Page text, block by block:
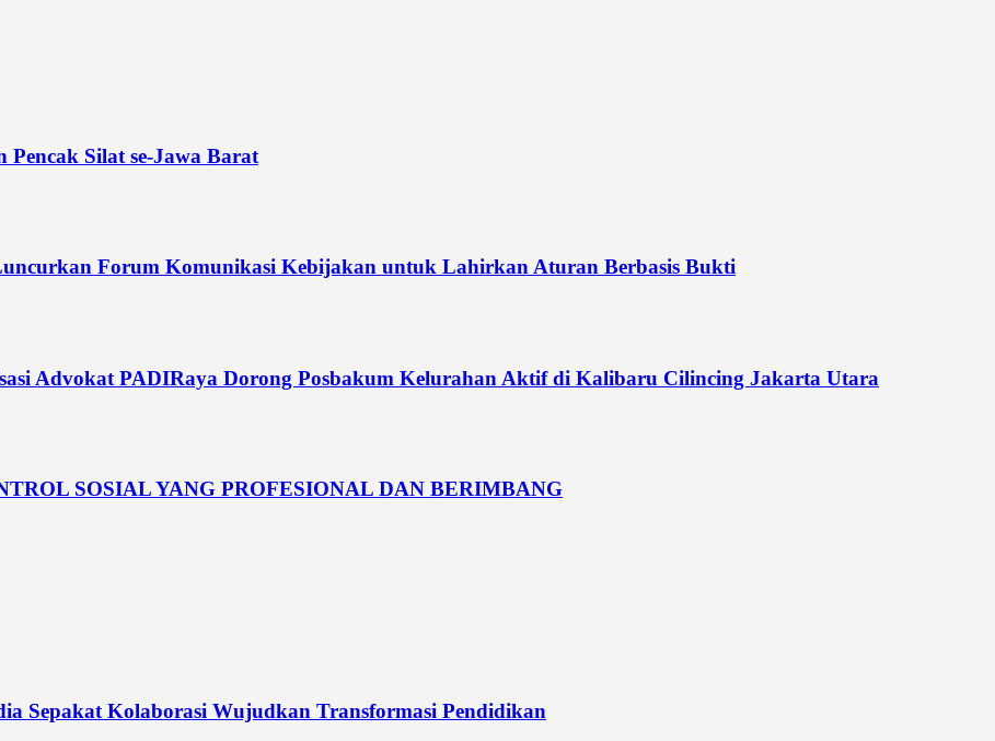
Silat se-Jawa Barat
Forum Komunikasi Kebijakan untuk Lahirkan Aturan Berbasis Bukti
Advokat PADIRaya Dorong Posbakum Kelurahan Aktif di Kalibaru Cilincing Jakarta Utara
SOSIAL YANG PROFESIONAL DAN BERIMBANG
Sepakat Kolaborasi Wujudkan Transformasi Pendidikan